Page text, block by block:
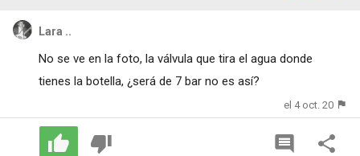
Lara ..
No se ve en la foto, la válvula que tira el agua donde
tienes la botella, ¿será de 7 bar no es así?
el 4 oct. 20